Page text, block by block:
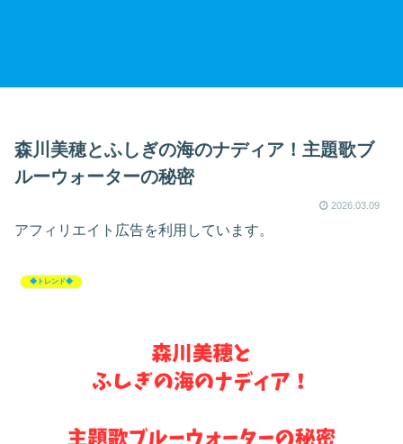
森川美穂とふしぎの海のナディア！主題歌ブ
ルーウォーターの秘密
2026.03.09
アフィリエイト広告を利用しています。
◆トレンド◆